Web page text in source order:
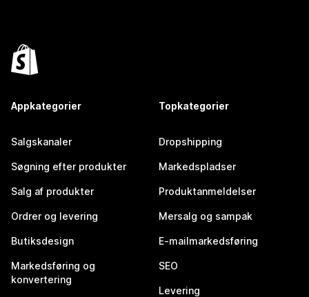
Appkategorier
Salgskanaler
Søgning efter produkter
Salg af produkter
Ordrer og levering
Butiksdesign
Markedsføring og
konvertering
Topkategorier
Dropshipping
Markedspladser
Produktanmeldelser
Mersalg og sampak
E-mailmarkedsføring
SEO
Levering